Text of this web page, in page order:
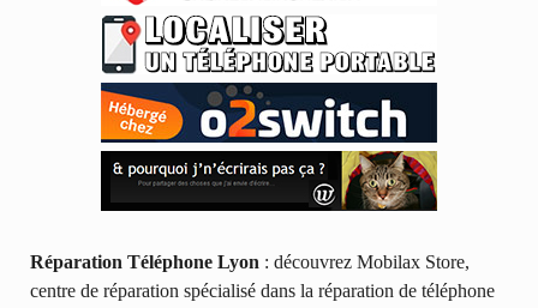
Réparation Téléphone Lyon : découvrez Mobilax Store,
centre de réparation spécialisé dans la réparation de téléphone